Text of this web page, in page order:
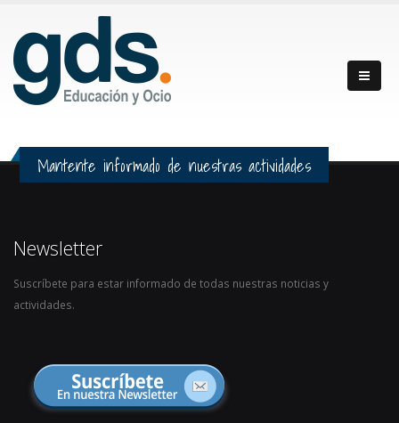
Mantente informado de nuestras actividades
Newsletter
Suscríbete para estar informado de todas nuestras noticias y
actividades.